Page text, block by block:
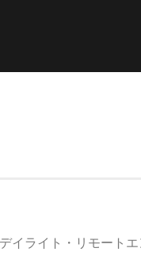
イライト・リモートエ